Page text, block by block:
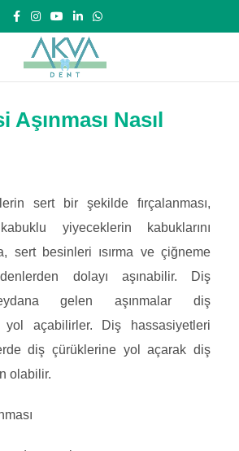
Aşınması Nasıl
sert bir şekilde fırçalanması,
yiyeceklerin kabuklarını
sert besinleri ısırma ve çiğneme
dolayı aşınabilir. Diş
gelen aşınmalar diş
yol açabilirler. Diş hassasiyetleri
diş çürüklerine yol açarak diş
olabilir.